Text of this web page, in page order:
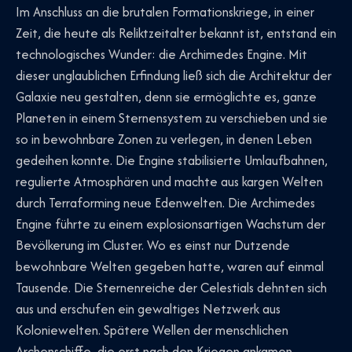
Im Anschluss an die brutalen Formationskriege, in einer
Zeit, die heute als Reliktzeitalter bekannt ist, entstand ein
technologisches Wunder: die Archimedes Engine. Mit
dieser unglaublichen Erfindung ließ sich die Architektur der
Galaxie neu gestalten, denn sie ermöglichte es, ganze
Planeten in einem Sternensystem zu verschieben und sie
so in bewohnbare Zonen zu verlegen, in denen Leben
gedeihen konnte. Die Engine stabilisierte Umlaufbahnen,
regulierte Atmosphären und machte aus kargen Welten
durch Terraforming neue Edenwelten. Die Archimedes
Engine führte zu einem explosionsartigen Wachstum der
Bevölkerung im Cluster. Wo es einst nur Dutzende
bewohnbare Welten gegeben hatte, waren auf einmal
Tausende. Die Sternenreiche der Celestials dehnten sich
aus und erschufen ein gewaltiges Netzwerk aus
Koloniewelten. Spätere Wellen der menschlichen